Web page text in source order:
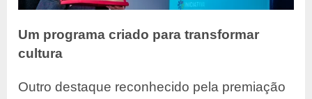
Um programa criado para transformar
cultura
Outro destaque reconhecido pela premiação